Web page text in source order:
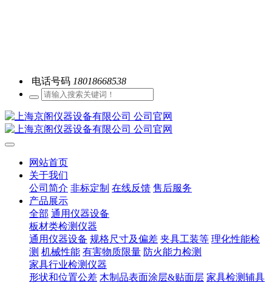
电话号码 18018668538
网站首页
关于我们
公司简介 非标定制 在线反馈 售后服务
产品展示
全部 通用仪器设备
板材类检测仪器
通用仪器设备 规格尺寸及偏差 夹具工装等 理化性能检
测 机械性能 有害物质限量 防火能力检测
家具行业检测仪器
形状和位置公差 木制品表面涂层&贴面层 家具检测辅具